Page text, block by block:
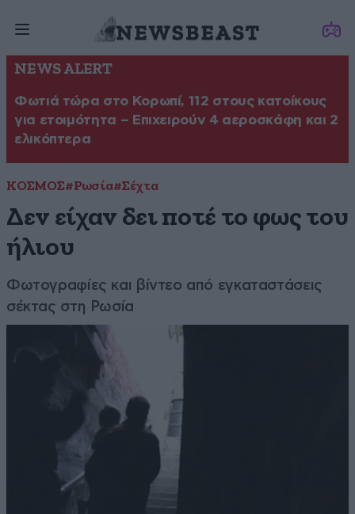
NEWS ALERT
Φωτιά τώρα στο Κορωπί, 112 στους κατοίκους
για ετοιμότητα – Επιχειρούν 4 αεροσκάφη και 2
ελικόπτερα
ΚΟΣΜΟΣ#Ρωσία#Σέχτα
Δεν είχαν δει ποτέ το φως του
ήλιου
Φωτογραφίες και βίντεο από εγκαταστάσεις
σέκτας στη Ρωσία